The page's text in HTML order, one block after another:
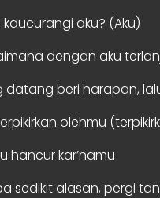
kaucurangi aku? (Aku)
dengan aku
datang beri harapan,
olehmu
hancur kar’namu
sedikit alasan, pergi